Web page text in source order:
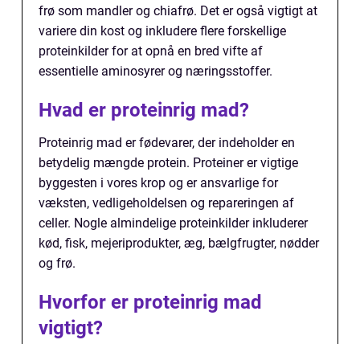
frø som mandler og chiafrø. Det er også vigtigt at
variere din kost og inkludere flere forskellige
proteinkilder for at opnå en bred vifte af
essentielle aminosyrer og næringsstoffer.
Hvad er proteinrig mad?
Proteinrig mad er fødevarer, der indeholder en
betydelig mængde protein. Proteiner er vigtige
byggesten i vores krop og er ansvarlige for
væksten, vedligeholdelsen og repareringen af
celler. Nogle almindelige proteinkilder inkluderer
kød, fisk, mejeriprodukter, æg, bælgfrugter, nødder
og frø.
Hvorfor er proteinrig mad
vigtigt?